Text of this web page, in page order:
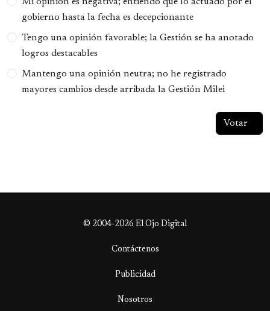
gobierno hasta la fecha es decepcionante
Tengo una opinión favorable; la Gestión se ha anotado
logros destacables
Mantengo una opinión neutra; no he registrado
mayores cambios desde arribada la Gestión Milei
© 2004-2026 El Ojo Digital
Contáctenos
Publicidad
Nosotros